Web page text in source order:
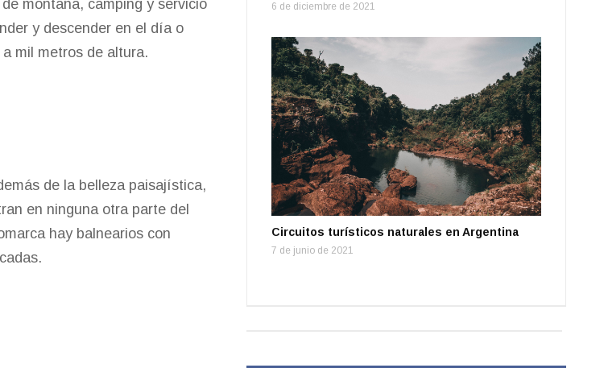
montaña, camping y servicio
y descender en el día o
mil metros de altura.
de la belleza paisajística,
en ninguna otra parte del
hay balnearios con
6 de diciembre de 2021
Circuitos turísticos naturales en Argentina
7 de junio de 2021